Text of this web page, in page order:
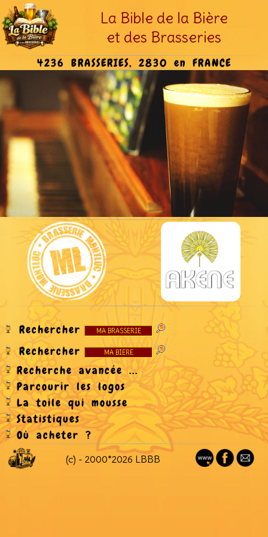
La Bible de la Bière
et des Brasseries
4236 BRASSERIES, 2830 en FRANCE
Rechercher
Rechercher
Recherche avancée ...
Parcourir les logos
La toile qui mousse
Statistiques
Où acheter ?
(c) - 2000*2026 LBBB